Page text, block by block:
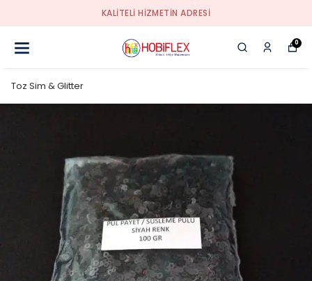
KALİTELİ HİZMETİN ADRESİ
0
Toz Sim & Glitter